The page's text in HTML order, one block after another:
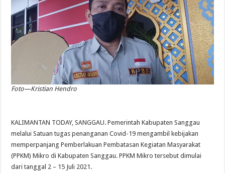
Foto—Kristian Hendro
KALIMANTAN TODAY, SANGGAU. Pemerintah Kabupaten Sanggau
melalui Satuan tugas penanganan Covid-19 mengambil kebijakan
memperpanjang Pemberlakuan Pembatasan Kegiatan Masyarakat
(PPKM) Mikro di Kabupaten Sanggau. PPKM Mikro tersebut dimulai
dari tanggal 2 – 15 Juli 2021.